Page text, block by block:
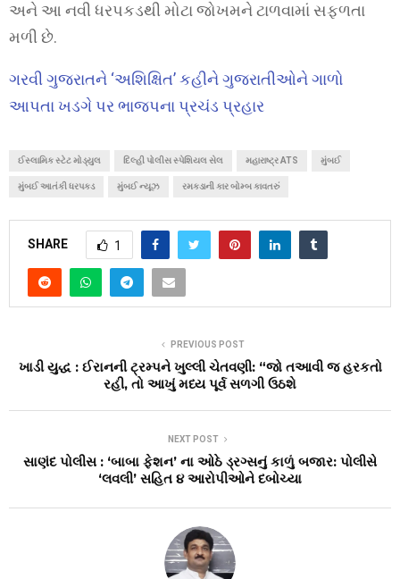
અને આ નવી ધરપકડથી મોટા જોખમને ટાળવામાં સફળતા
મળી છે.
ગરવી ગુજરાતને ‘અશિક્ષિત’ કહીને ગુજરાતીઓને ગાળો
આપતા ખડગે પર ભાજપના પ્રચંડ પ્રહાર
ઈસ્લામિક સ્ટેટ મોડ્યુલ દિલ્હી પોલીસ સ્પેશિયલ સેલ મહારાષ્ટ્ર ATS મુંબઈ
મુંબઈ આતંકી ધરપકડ મુંબઈ ન્યૂઝ રમકડાની કાર બોમ્બ કાવતરું
SHARE 1
PREVIOUS POST
ખાડી યુદ્ધ : ઈરાનની ટ્રમ્પને ખુલ્લી ચેતવણી: “જો તઆવી જ હરકતો
રહી, તો આખું મધ્ય પૂર્વ સળગી ઉઠશે
NEXT POST
સાણંદ પોલીસ : ‘બાબા ફેશન’ ના ઓઠે ડ્રગ્સનું કાળું બજાર: પોલીસે
‘લવલી’ સહિત ૪ આરોપીઓને દબોચ્યા